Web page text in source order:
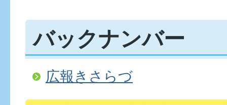
バックナンバー
広報きさらづ